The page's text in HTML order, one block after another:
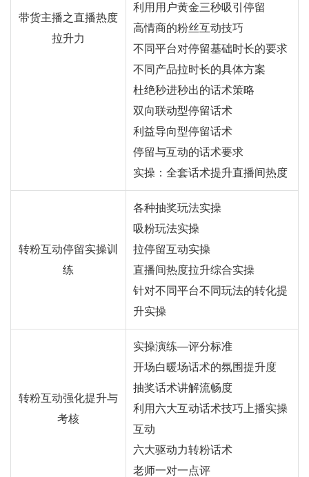
带货主播之直播热度
拉升力
利用用户黄金三秒吸引停留
高情商的粉丝互动技巧
不同平台对停留基础时长的要求
不同产品拉时长的具体方案
杜绝秒进秒出的话术策略
双向联动型停留话术
利益导向型停留话术
停留与互动的话术要求
实操：全套话术提升直播间热度
转粉互动停留实操训
练
各种抽奖玩法实操
吸粉玩法实操
拉停留互动实操
直播间热度拉升综合实操
针对不同平台不同玩法的转化提
升实操
转粉互动强化提升与
考核
实操演练—评分标准
开场白暖场话术的氛围提升度
抽奖话术讲解流畅度
利用六大互动话术技巧上播实操
互动
六大驱动力转粉话术
老师一对一点评